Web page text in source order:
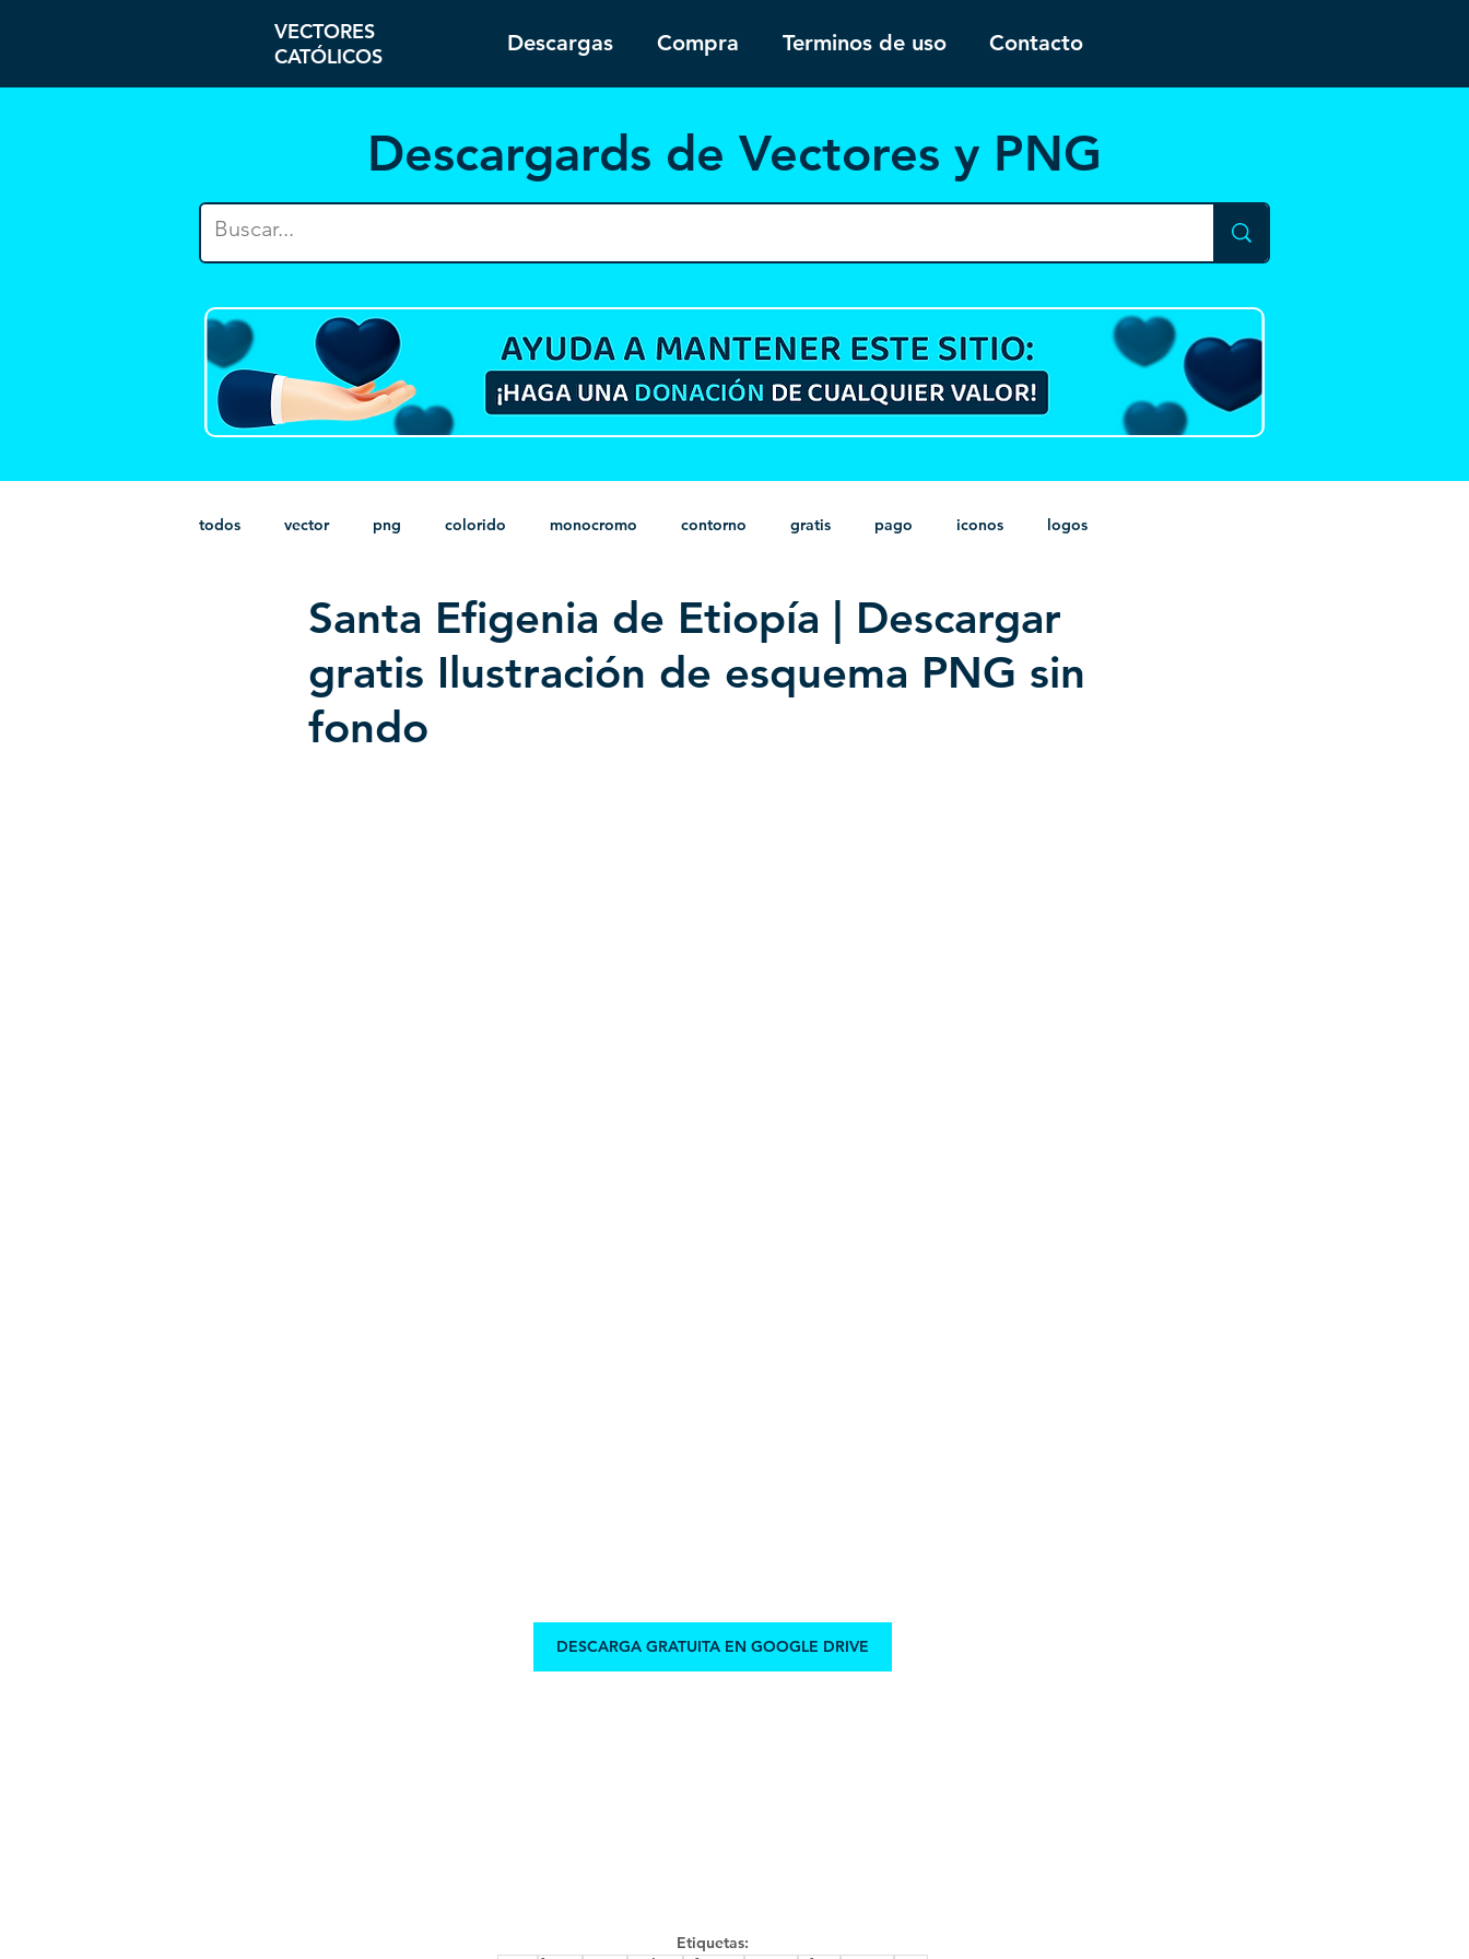
VECTORES
CATÓLICOS
Descargas Compra Terminos de uso Contacto
Descargards de Vectores y PNG
todos vector png colorido monocromo contorno gratis pago iconos logos
estampado paquetes infantil HD sin fondo minimalista psd heráldica
Santa Efigenia de Etiopía | Descargar
gratis Ilustración de esquema PNG sin
fondo
DESCARGA GRATUITA EN GOOGLE DRIVE
Etiquetas: